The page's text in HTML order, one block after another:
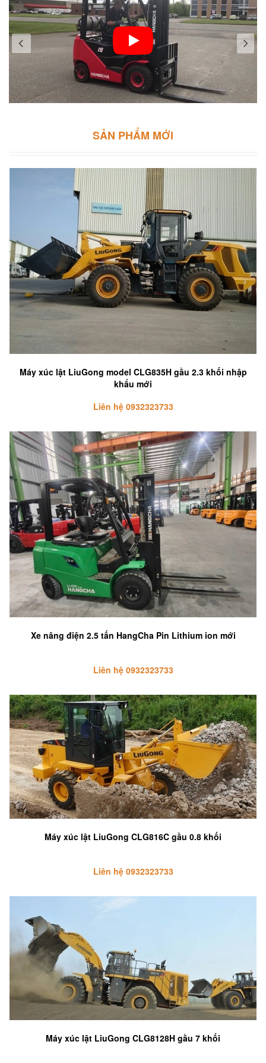
SẢN PHẨM MỚI
Máy xúc lật LiuGong model CLG835H gầu 2.3 khối nhập
khẩu mới
Liên hệ 0932323733
Xe nâng điện 2.5 tấn HangCha Pin Lithium ion mới
Liên hệ 0932323733
Máy xúc lật LiuGong CLG816C gầu 0.8 khối
Liên hệ 0932323733
Máy xúc lật LiuGong CLG8128H gầu 7 khối